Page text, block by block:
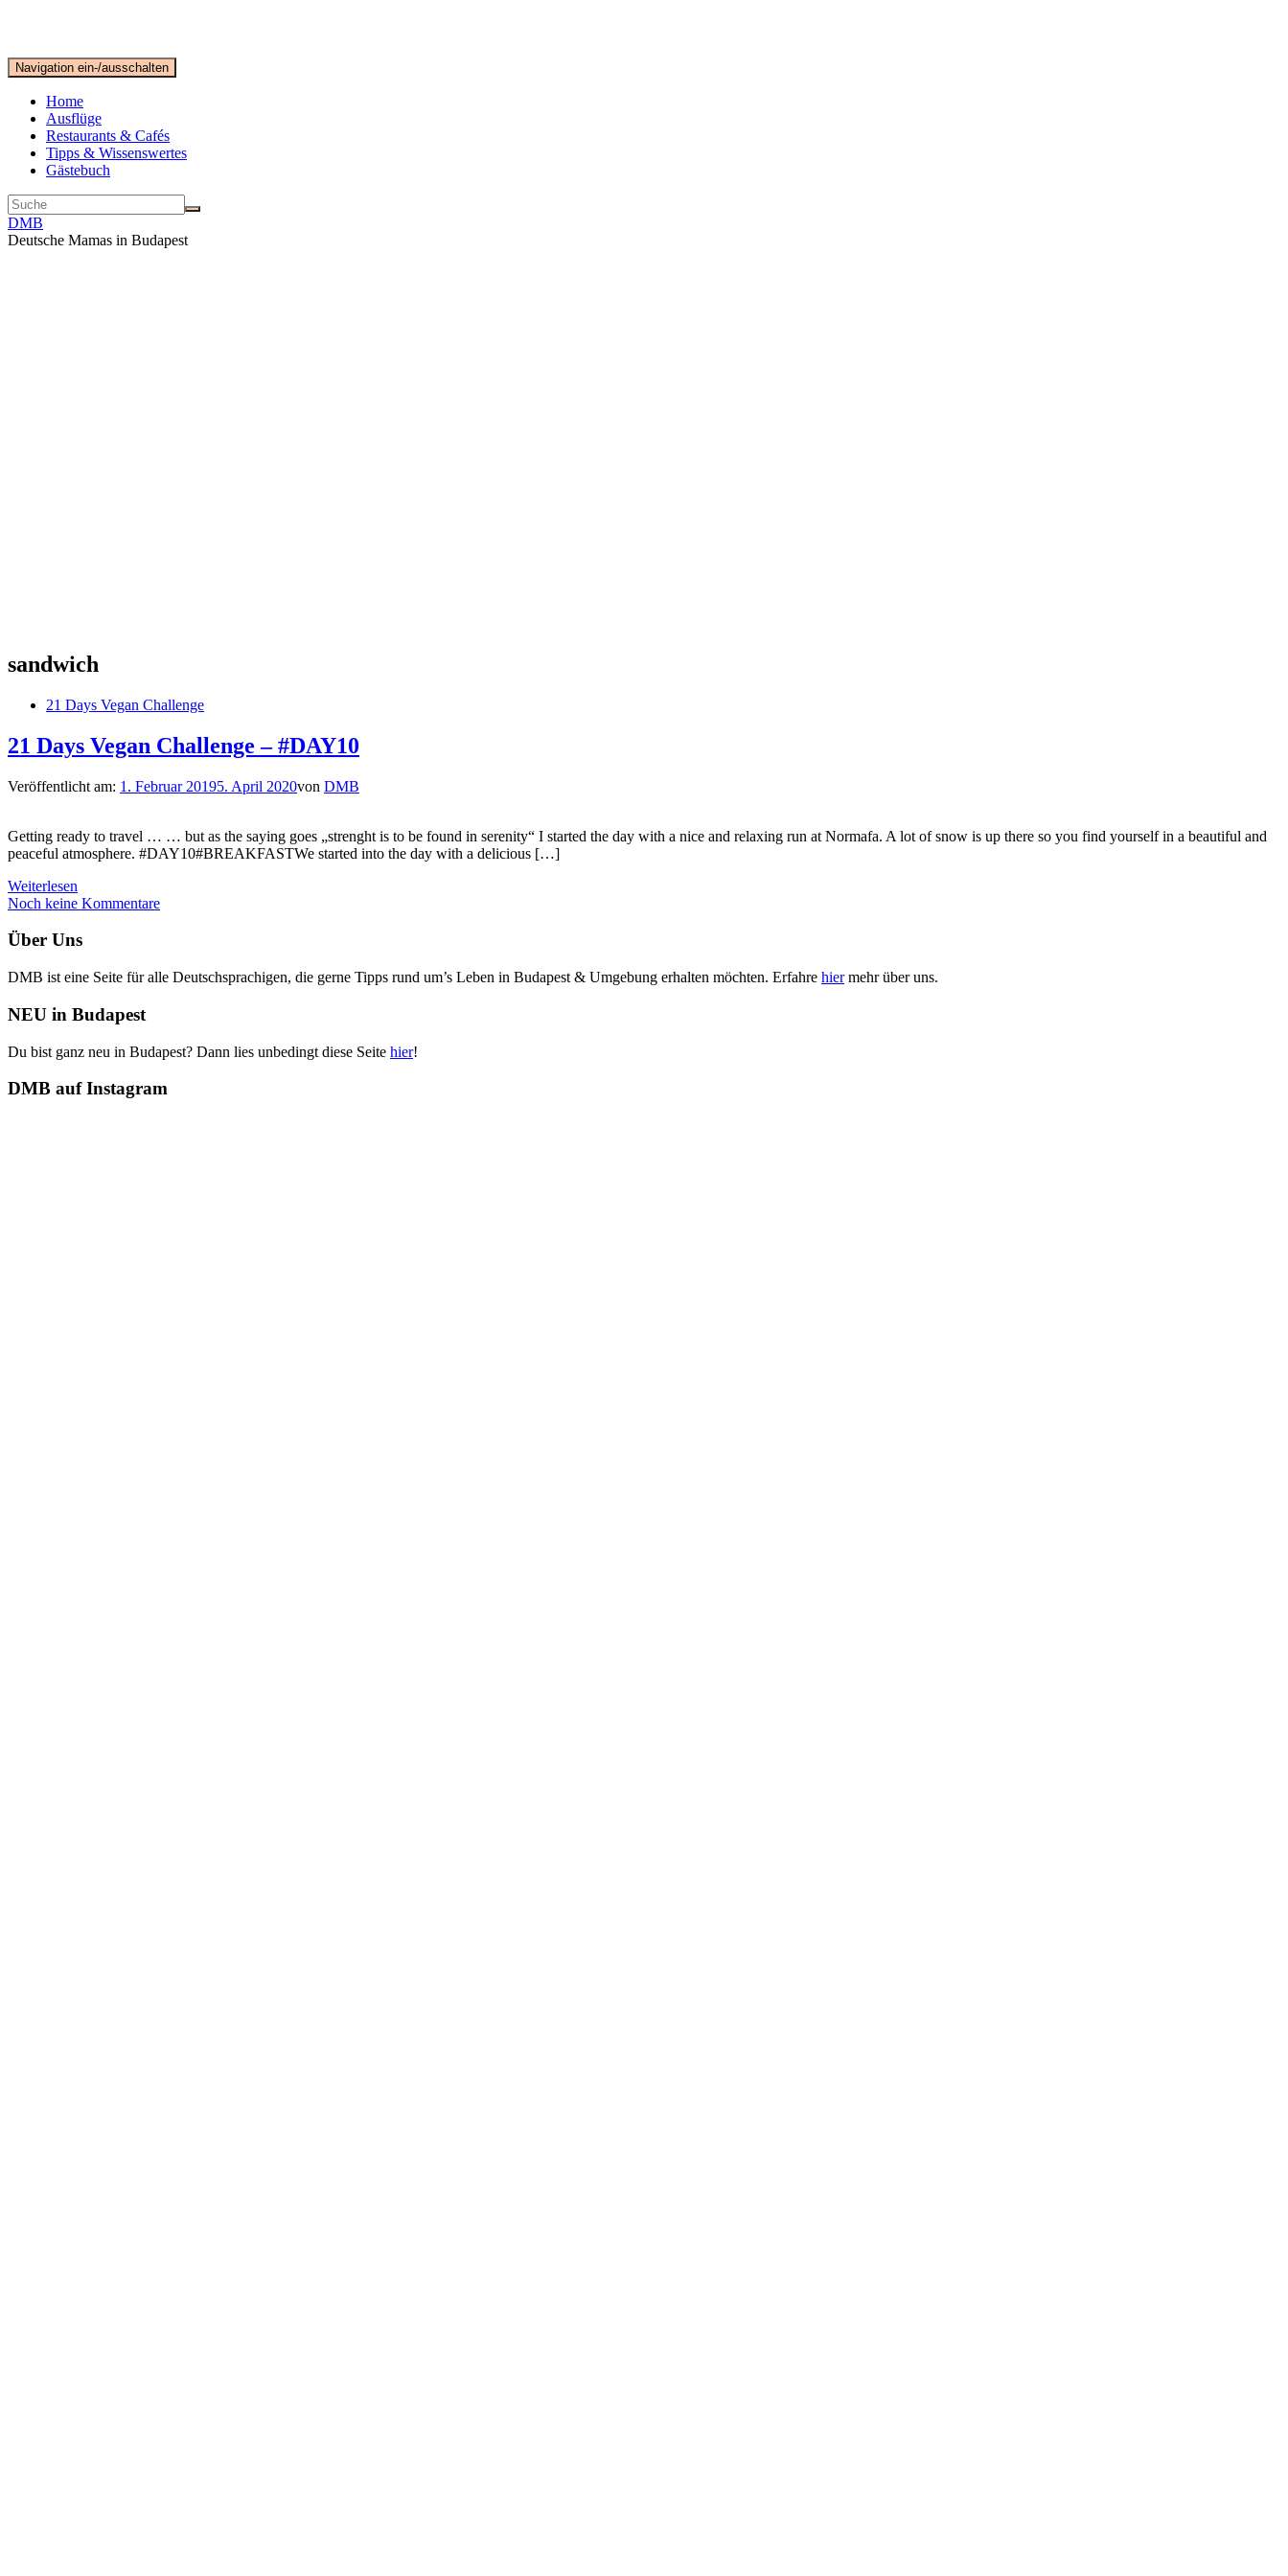
Navigation ein-/ausschalten
Home
Ausflüge
Restaurants & Cafés
Tipps & Wissenswertes
Gästebuch
DMB
Deutsche Mamas in Budapest
sandwich
21 Days Vegan Challenge
21 Days Vegan Challenge – #DAY10
Veröffentlicht am: 1. Februar 20195. April 2020von DMB
Getting ready to travel … … but as the saying goes „strenght is to be found in serenity“ I started the day with a nice and relaxing run at Normafa. A lot of snow is up there so you find yourself in a beautiful and
peaceful atmosphere. #DAY10#BREAKFASTWe started into the day with a delicious […]
Weiterlesen
Noch keine Kommentare
Über Uns
DMB ist eine Seite für alle Deutschsprachigen, die gerne Tipps rund um’s Leben in Budapest & Umgebung erhalten möchten. Erfahre hiermehr über uns.
NEU in Budapest
Du bist ganz neu in Budapest? Dann lies unbedingt diese Seite hier!
DMB auf Instagram